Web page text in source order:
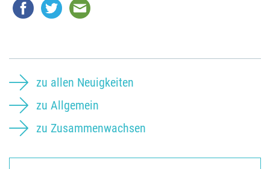
zu allen Neuigkeiten
zu Allgemein
zu Zusammenwachsen